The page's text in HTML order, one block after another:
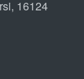
16124